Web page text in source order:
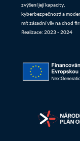
zvýšení její kapacity,
kyberbezpečnosti a
mít zásadní vliv na chod
Realizace: 2023 - 2024